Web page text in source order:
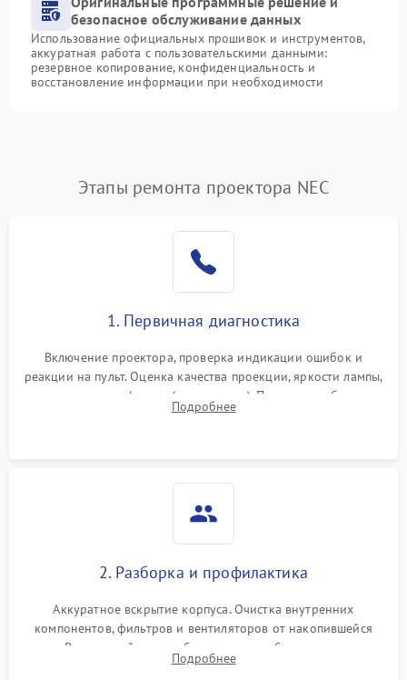
безопасное обслуживание данных
Использование официальных прошивок и инструментов,
аккуратная работа с пользовательскими данными:
резервное копирование, конфиденциальность и
восстановление информации при необходимости
Этапы ремонта проектора NEC
1. Первичная диагностика
Включение проектора, проверка индикации ошибок и
реакции на пульт. Оценка качества проекции, яркости лампы,
наличия артефактов (точки, пятна). Проверка работы
системы охлаждения по уровню шума вентиляторов.
Подробнее
2. Разборка и профилактика
Аккуратное вскрытие корпуса. Очистка внутренних
компонентов, фильтров и вентиляторов от накопившейся
пыли. Визуальный осмотр блока питания, балласта лампы и
материнской платы на наличие прогаров или вздутых
Подробнее